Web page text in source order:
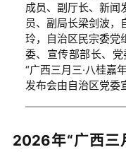
成员、副厅长、新闻
员、副局长梁剑波，
玲，自治区民宗委党
委、宣传部部长、
“广西三月三·八桂嘉
发布会由自治区党委
2026年“广西三